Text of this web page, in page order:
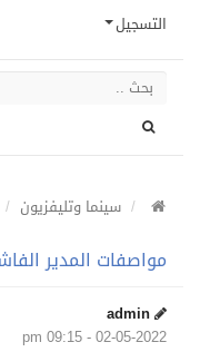
التسجيل
سينما وتليفزيون
مواصفات المدير
admin
02-05-2022 - 09:15 pm